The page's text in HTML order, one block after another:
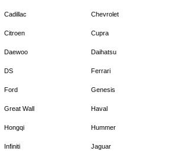
Cadillac Chevrolet
Citroen Cupra
Daewoo Daihatsu
DS Ferrari
Ford Genesis
Great Wall Haval
Hongqi Hummer
Infiniti Jaguar